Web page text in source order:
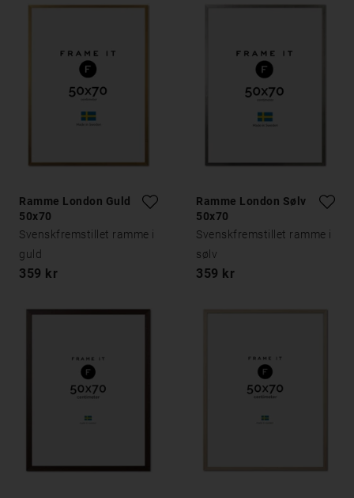
Ramme London Guld
50x70
Svenskfremstillet ramme i
guld
359 kr
Ramme London Sølv
50x70
Svenskfremstillet ramme i
sølv
359 kr